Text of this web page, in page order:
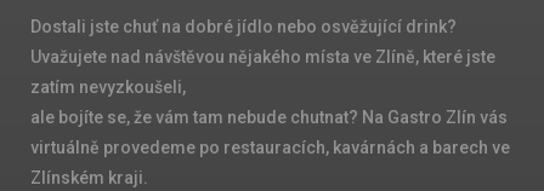
Dostali jste chuť na dobré jídlo nebo osvěžující drink?
Uvažujete nad návštěvou nějakého místa ve Zlíně, které jste
zatím nevyzkoušeli,
ale bojíte se, že vám tam nebude chutnat? Na Gastro Zlín vás
virtuálně provedeme po restauracích, kavárnách a barech ve
Zlínském kraji.